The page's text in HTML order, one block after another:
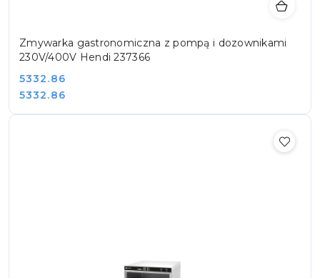
Zmywarka gastronomiczna z pompą i dozownikami
230V/400V Hendi 237366
Cena:
5332.86
Cena:
5332.86